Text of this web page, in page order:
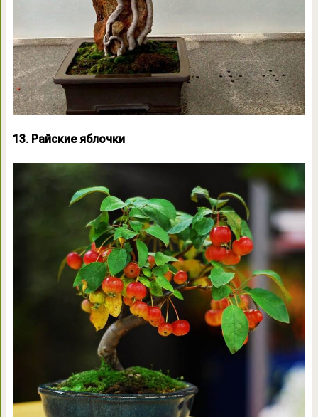
13. Райские яблочки